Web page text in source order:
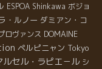
ESPOA Shinkawa ボジョ
・ルノー ダミアン・コ
ロヴァンス DOMAINE
ペルピニャン Tokyo
ルセル・ラピエ－ル シ